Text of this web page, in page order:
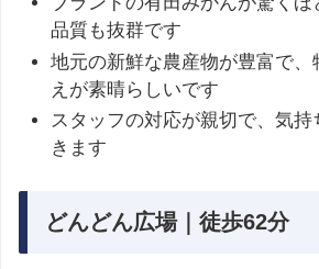
品質も抜群です
地元の新鮮な農産物が豊富で
えが素晴らしいです
スタッフの対応が親切で、気
きます
どんどん広場｜徒歩62分